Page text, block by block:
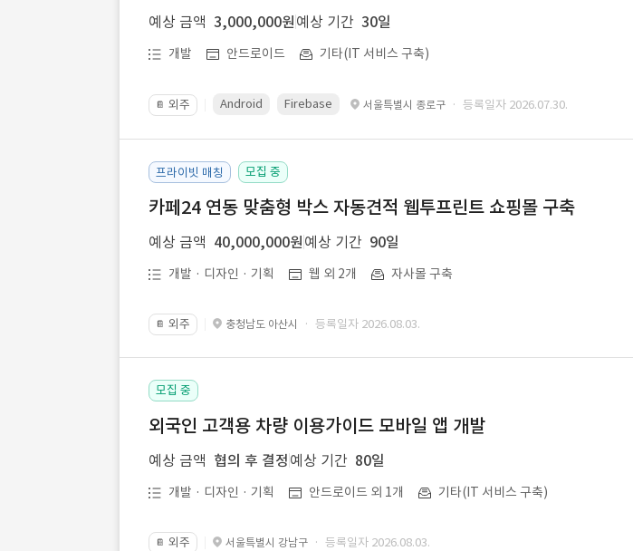
예상 금액 3,000,000원 예상 기간 30일
개발 안드로이드 기타(IT 서비스 구축)
📔 외주 Android Firebase 서울특별시 종로구 · 등록일자 2026.07.30.
프라이빗 매칭 모집 중
카페24 연동 맞춤형 박스 자동견적 웹투프린트 쇼핑몰 구축
예상 금액 40,000,000원 예상 기간 90일
개발 · 디자인 · 기획 웹 외 2개 자사몰 구축
📔 외주 충청남도 아산시 · 등록일자 2026.08.03.
모집 중
외국인 고객용 차량 이용가이드 모바일 앱 개발
예상 금액 협의 후 결정 예상 기간 80일
개발 · 디자인 · 기획 안드로이드 외 1개 기타(IT 서비스 구축)
📔 외주 서울특별시 강남구 · 등록일자 2026.08.03.